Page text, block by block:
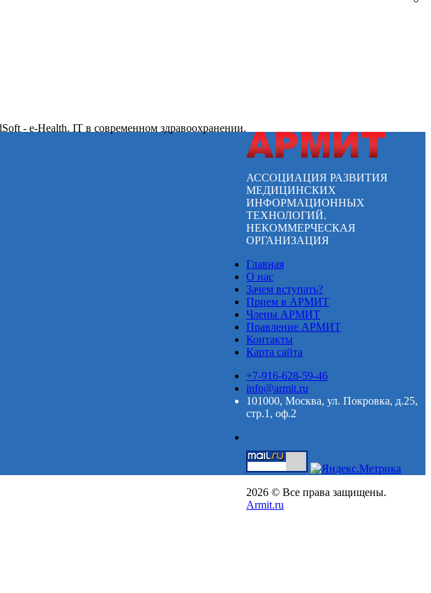
- e-Health. IT в современном здравоохранении.
АССОЦИАЦИЯ РАЗВИТИЯ
МЕДИЦИНСКИХ
ИНФОРМАЦИОННЫХ
ТЕХНОЛОГИЙ.
НЕКОММЕРЧЕСКАЯ
ОРГАНИЗАЦИЯ
Главная
О нас
Зачем вступать?
Прием в АРМИТ
Члены АРМИТ
Правление АРМИТ
Контакты
Карта сайта
+7-916-628-59-46
info@armit.ru
101000, Москва, ул. Покровка, д.25,
стр.1, оф.2
2026 © Все права защищены.
Armit.ru